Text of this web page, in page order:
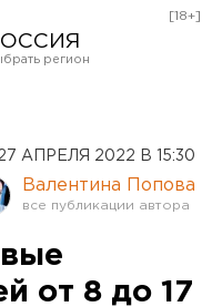
[18+]
АПРЕЛЯ 2022 В 15:30
Валентина Попова
от 8 до 17